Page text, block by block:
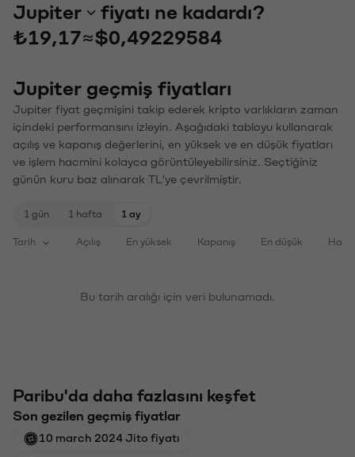
Jupiter
fiyatı ne kadardı?
₺19,17≈$0,49229584
Jupiter geçmiş fiyatları
Jupiter fiyat geçmişini takip ederek kripto varlıkların zaman
içindeki performansını izleyin. Aşağıdaki tabloyu kullanarak
açılış ve kapanış değerlerini, en yüksek ve en düşük fiyatları
ve işlem hacmini kolayca görüntüleyebilirsiniz. Seçtiğiniz
günün kuru baz alınarak TL'ye çevrilmiştir.
1 gün 1 hafta 1 ay
Tarih Açılış En yüksek Kapanış En düşük
Bu tarih aralığı için veri bulunamadı.
Paribu'da daha fazlasını keşfet
Son gezilen geçmiş fiyatlar
10 march 2024 Jito fiyatı